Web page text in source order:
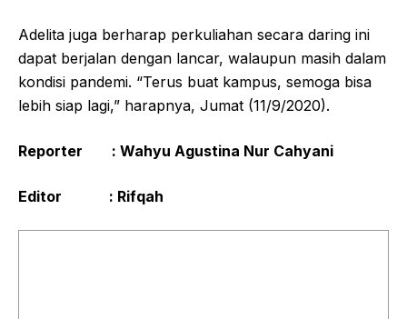
Adelita juga berharap perkuliahan secara daring ini
dapat berjalan dengan lancar, walaupun masih dalam
kondisi pandemi. “Terus buat kampus, semoga bisa
lebih siap lagi,” harapnya, Jumat (11/9/2020).
Reporter : Wahyu Agustina Nur Cahyani
Editor : Rifqah